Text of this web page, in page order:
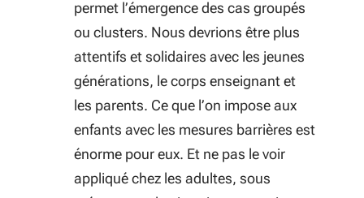
permet l’émergence des cas groupés
ou clusters. Nous devrions être plus
attentifs et solidaires avec les jeunes
générations, le corps enseignant et
les parents. Ce que l’on impose aux
enfants avec les mesures barrières est
énorme pour eux. Et ne pas le voir
appliqué chez les adultes, sous